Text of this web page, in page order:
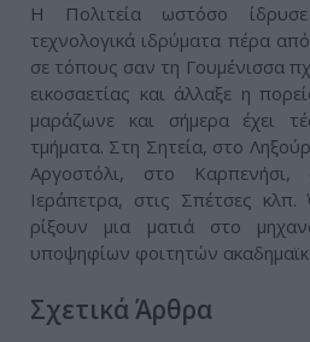
Η Πολιτεία ωστόσο ίδρυσε
τεχνολογικά ιδρύματα πέρα
σε τόπους σαν τη Γουμένισσα
εικοσαετίας και άλλαξε η
μαράζωνε και σήμερα έχει
τμήματα. Στη Σητεία, στο
Αργοστόλι, στο
Ιεράπετρα, στις Σπέτσες
ρίξουν μια ματιά στο
υποψηφίων φοιτητών
Σχετικά Άρθρα